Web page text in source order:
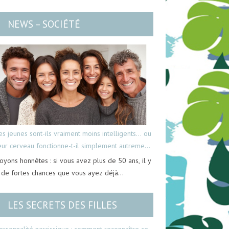
NEWS – SOCIÉTÉ
jeunes sont-ils vraiment moins intelligents… ou
cerveau fonctionne-t-il simplement autrement
honnêtes : si vous avez plus de 50 ans, il y
de fortes chances que vous ayez déjà…
LES SECRETS DES FILLES